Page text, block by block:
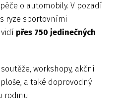
o automobily. V pozadí
ryze sportovními
přes 750 jedinečných
workshopy, akční
a také doprovodný
rodinu.